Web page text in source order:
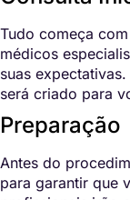
Tudo começa
médicos
suas
será criado para
Preparação
Antes do
para garantir que